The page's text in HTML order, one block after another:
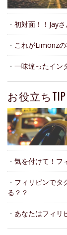
・ 初対面！！Jayさ
・ これがLimonzの
・ 一味違ったイン
お役立ちTIP
・ 気を付けて！フ
・ フィリピンでタ
る？？
・ あなたはフィリ